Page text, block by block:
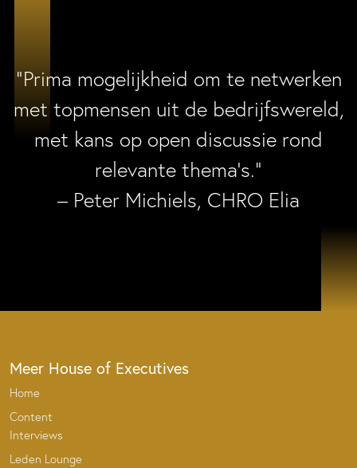
“Prima mogelijkheid om te netwerken
met topmensen uit de bedrijfswereld,
met kans op open discussie rond
relevante thema’s.”
– Peter Michiels, CHRO Elia
Meer House of Executives
Home
Content
Interviews
Leden Lounge